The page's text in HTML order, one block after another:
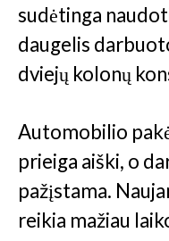
sudėtinga
daugelis
dviejų kolonų
Automobilio
prieiga aiški, o
pažįstama.
reikia mažiau